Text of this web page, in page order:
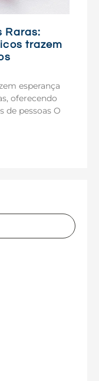
Raras:
trazem
esperança
oferecendo
de pessoas O